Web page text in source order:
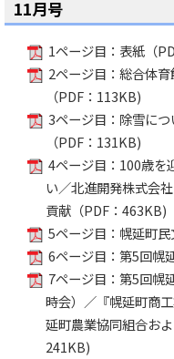
11月号
1ページ目：表紙（
2ページ目：総合体
（PDF：113KB)
3ページ目：除雪に
（PDF：131KB)
4ページ目：100歳を
い／北進開発株式会
貢献（PDF：463KB)
5ページ目：幌延町
6ページ目：第5回幌
7ページ目：第5回幌
時会）／『幌延町商
延町農業協同組合お
241KB)